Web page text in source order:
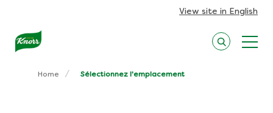
View site in English
Home Sélectionnez l'emplacement